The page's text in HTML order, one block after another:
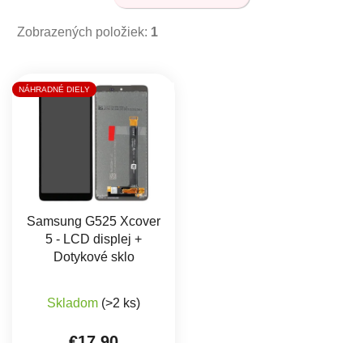
Zobrazených položiek: 1
Výpis produktov
NÁHRADNÉ DIELY
Samsung G525 Xcover
5 - LCD displej +
Dotykové sklo
Skladom (>2 ks)